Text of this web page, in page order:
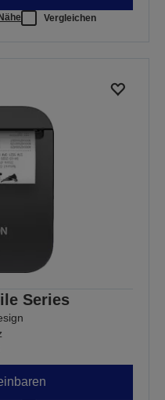
Vergleichen
Series